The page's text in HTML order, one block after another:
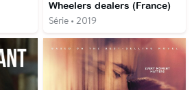
Wheelers dealers (France)
Série • 2019